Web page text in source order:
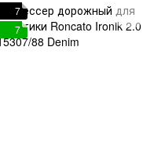
7
7